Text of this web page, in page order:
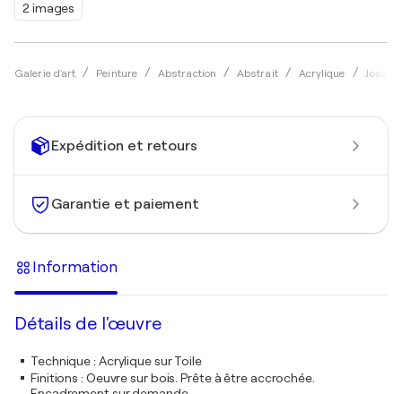
2 images
Galerie d'art Peinture Abstraction Abstrait Acrylique Jose
Expédition et retours
Garantie et paiement
Information
Détails de l'œuvre
Technique: Acrylique sur Toile
Finitions : Oeuvre sur bois. Prête à être accrochée.